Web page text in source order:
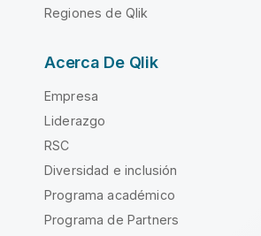
Regiones de Qlik
Acerca De Qlik
Empresa
Liderazgo
RSC
Diversidad e inclusión
Programa académico
Programa de Partners